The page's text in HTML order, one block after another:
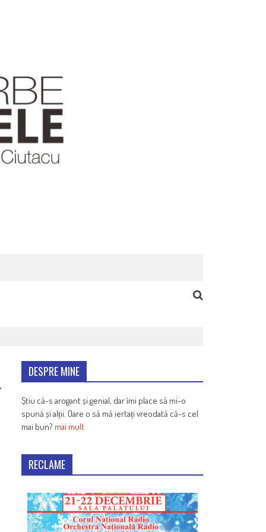
DESPRE MINE
Știu că-s arogant și genial, dar îmi place să mi-o
spună și alții. Oare o să mă iertați vreodată că-s cel
mai bun? mai mult
RECLAME